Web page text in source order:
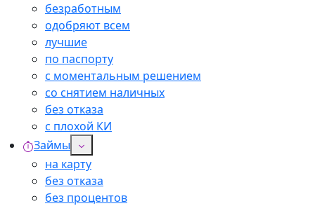
безработным
одобряют всем
лучшие
по паспорту
с моментальным решением
со снятием наличных
без отказа
с плохой КИ
Займы
на карту
без отказа
без процентов